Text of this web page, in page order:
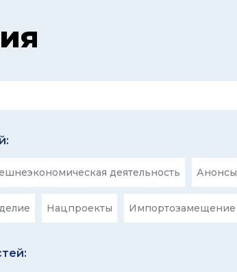
деятельность Анонсы
Нацпроекты Импортозамещение